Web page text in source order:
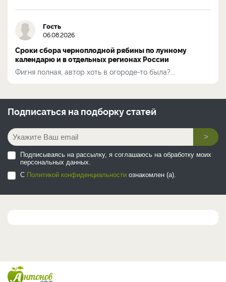
Гость
06.08.2026
Сроки сбора черноплодной рябины по лунному
календарю и в отдельных регионах России
Фигня полная, автор хоть в огороде-то была?...
Подписаться на подборку статей
>
Подписываясь на рассылку, я соглашаюсь на обработку моих
персональных данных.
С Политикой конфиденциальности ознакомлен (а).